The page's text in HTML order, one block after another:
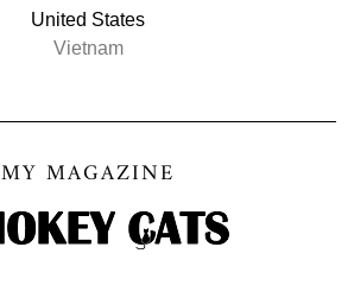
United States
Vietnam
MY MAGAZINE